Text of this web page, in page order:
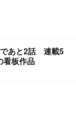
であと2話 連載5
看板作品